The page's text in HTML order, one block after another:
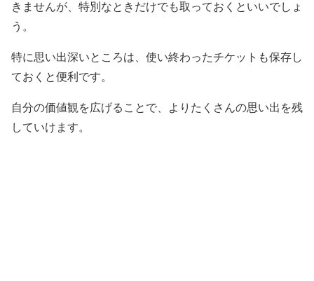
きませんが、特別なときだけでも取っておくといいでしょ
う。
特に思い出深いところは、使い終わったチケットも保存し
ておくと便利です。
自分の価値観を広げることで、よりたくさんの思い出を残
していけます。